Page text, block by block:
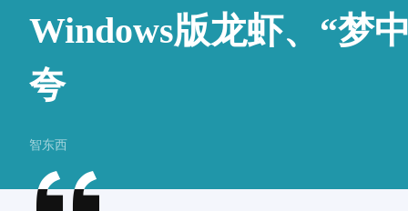
Windows版龙虾、“梦
夸
智东西